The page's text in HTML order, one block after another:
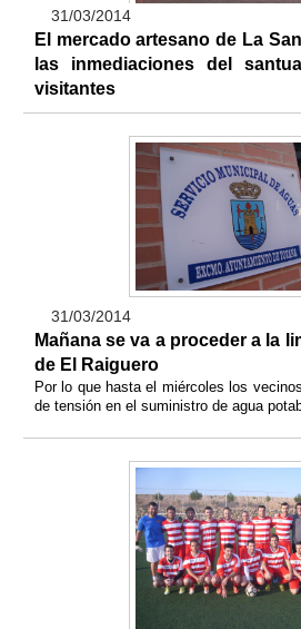
31/03/2014
El mercado artesano de La
las inmediaciones del
visitantes
31/03/2014
Mañana se va a proceder a la
de El Raiguero
Por lo que hasta el miércoles los
de tensión en el suministro de agua